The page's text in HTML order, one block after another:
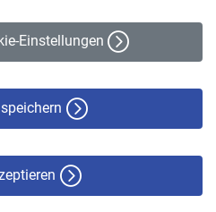
Einstellungen